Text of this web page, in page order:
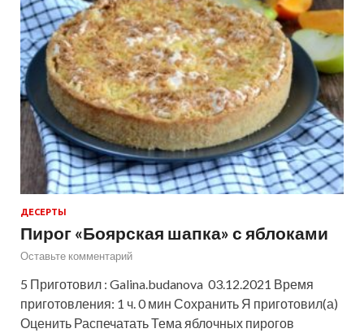
ДЕСЕРТЫ
Пирог «Боярская шапка» с яблоками
Оставьте комментарий
5 Приготовил : Galina.budanova 03.12.2021 Время
приготовления: 1 ч. 0 мин Сохранить Я приготовил(а)
Оценить Распечатать Тема яблочных пирогов